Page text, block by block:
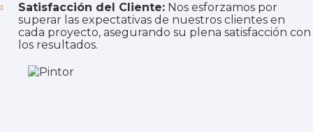
Satisfacción del Cliente: Nos esforzamos por
superar las expectativas de nuestros clientes en
cada proyecto, asegurando su plena satisfacción con
los resultados.